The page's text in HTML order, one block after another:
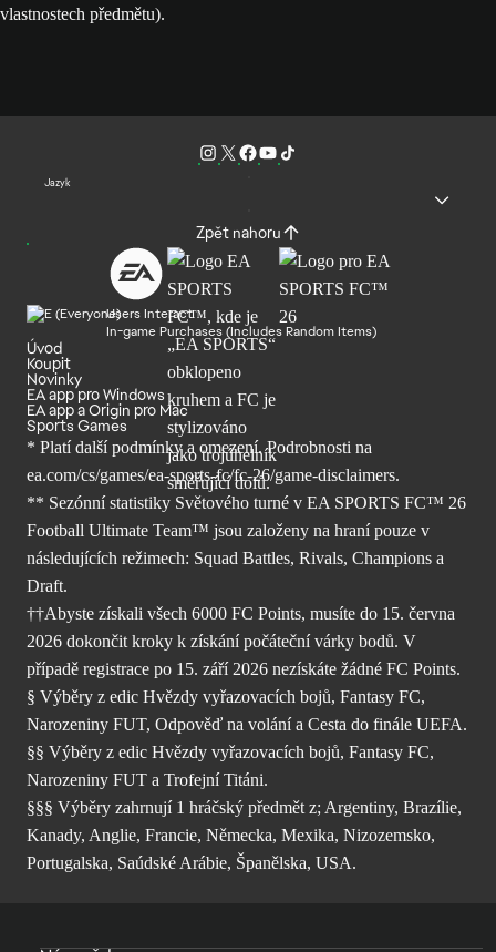
vlastnostech předmětu).
Jazyk
Zpět nahoru
Users Interact
In-game Purchases (Includes Random Items)
Úvod
Koupit
Novinky
EA app pro Windows
EA app a Origin pro Mac
Sports Games
* Platí další podmínky a omezení. Podrobnosti na
ea.com/cs/games/ea-sports-fc/fc-26/game-disclaimers.
** Sezónní statistiky Světového turné v EA SPORTS FC™ 26
Football Ultimate Team™ jsou založeny na hraní pouze v
následujících režimech: Squad Battles, Rivals, Champions a
Draft.
††Abyste získali všech 6000 FC Points, musíte do 15. června
2026 dokončit kroky k získání počáteční várky bodů. V
případě registrace po 15. září 2026 nezískáte žádné FC Points.
§ Výběry z edic Hvězdy vyřazovacích bojů, Fantasy FC,
Narozeniny FUT, Odpověď na volání a Cesta do finále UEFA.
§§ Výběry z edic Hvězdy vyřazovacích bojů, Fantasy FC,
Narozeniny FUT a Trofejní Titáni.
§§§ Výběry zahrnují 1 hráčský předmět z; Argentiny, Brazílie,
Kanady, Anglie, Francie, Německa, Mexika, Nizozemsko,
Portugalska, Saúdské Arábie, Španělska, USA.